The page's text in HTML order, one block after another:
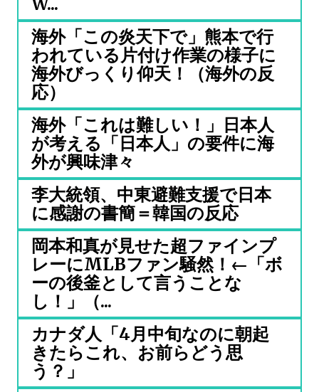
海外「この炎天下で」熊本で行
われている片付け作業の様子に
海外びっくり仰天！（海外の反
応）
海外「これは難しい！」日本人
が考える「日本人」の要件に海
外が興味津々
李大統領、中東避難支援で日本
に感謝の書簡＝韓国の反応
岡本和真が見せた超ファインプ
レーにMLBファン騒然！←「ボ
ーの後釜として言うことな
し！」（...
カナダ人「4月中旬なのに朝起
きたらこれ、お前らどう思
う？」